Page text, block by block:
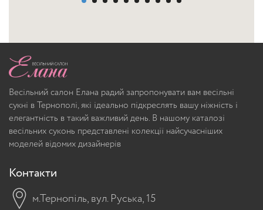
Весільний салон Елана радий запропонувати вам весільні
сукні в Тернополі, які ідеально підкреслять вашу ніжність і
елегантність в такий важливий день. В нашому каталозі
весільних суконь представлені колекції найсучасніших
моделей відомих дизайнерів
Контакти
м.Тернопіль, вул. Руська, 15